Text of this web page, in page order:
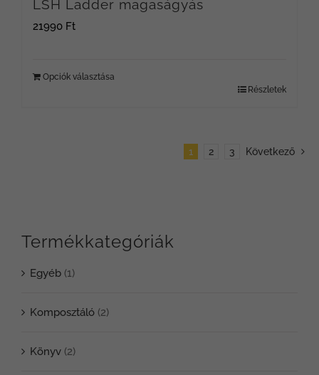
LSH Ladder magaságyás
21990 Ft
Opciók választása
Részletek
1 2 3 Következő
Termékkategóriák
Egyéb (1)
Komposztáló (2)
Könyv (2)